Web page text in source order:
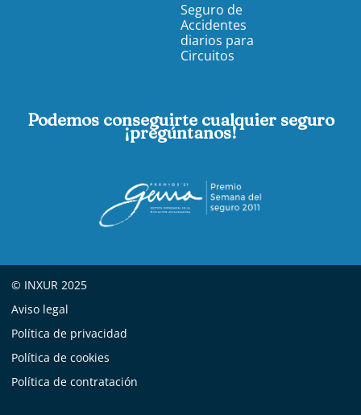
Seguro de
Accidentes
diarios para
Circuitos
Podemos conseguirte cualquier seguro
¡pregúntanos!
© INXUR 2025
Aviso legal
Política de privacidad
Política de cookies
Política de contratación